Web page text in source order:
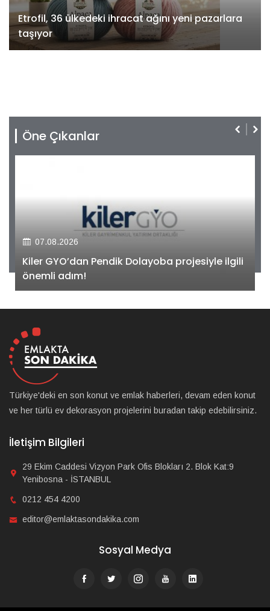
Etrofil, 36 ülkedeki ihracat ağını yeni pazarlara
taşıyor
Öne Çıkanlar
07.08.2026
Kiler GYO’dan Pendik Dolayoba projesiyle ilgili
önemli adım!
Türkiye'deki en son konut ve emlak haberleri, devam eden konut
ve her türlü ev dekorasyon projelerini buradan takip edebilirsiniz.
İletişim Bilgileri
29 Ekim Caddesi Vizyon Park Ofis Blokları 2. Blok Kat:9
Yenibosna - İSTANBUL
0212 454 4200
editor@emlaktasondakika.com
Sosyal Medya